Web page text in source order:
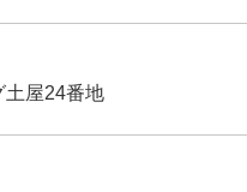
屋24番地